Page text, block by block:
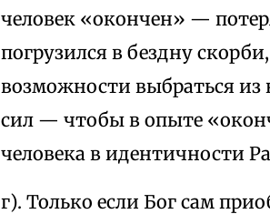
человек «окончен» —
погрузился в бездну
возможности выбраться
сил — чтобы в опыте
человека в идентичности
г). Только если Бог сам